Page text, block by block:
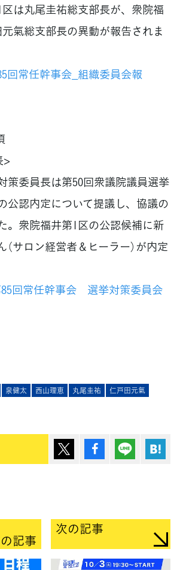
は丸尾圭祐総支部長が、衆院福
氣総支部長の異動が報告されま
回常任幹事会_組織委員会報
>
策委員長は第50回衆議院議員選挙
公認内定について提議し、協議の
。衆院福井第1区の公認候補に新
サロン経営者＆ヒーラー）が内定
回常任幹事会 選挙対策委員会
泉健太 西山理恵 丸尾圭祐 仁戸田元氣
ポスト シェア Lineで送
記事
次の記事